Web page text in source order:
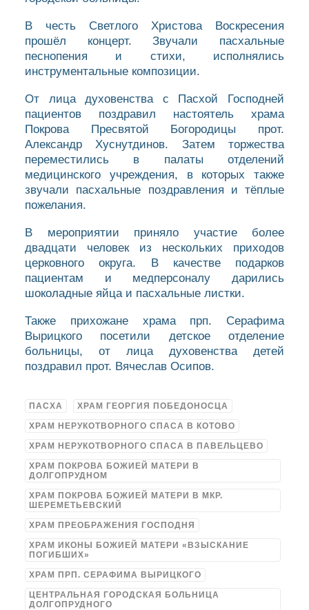
В честь Светлого Христова Воскресения
прошёл концерт. Звучали пасхальные
песнопения и стихи, исполнялись
инструментальные композиции.
От лица духовенства с Пасхой Господней
пациентов поздравил настоятель храма
Покрова Пресвятой Богородицы прот.
Александр Хуснутдинов. Затем торжества
переместились в палаты отделений
медицинского учреждения, в которых также
звучали пасхальные поздравления и тёплые
пожелания.
В мероприятии приняло участие более
двадцати человек из нескольких приходов
церковного округа. В качестве подарков
пациентам и медперсоналу дарились
шоколадные яйца и пасхальные листки.
Также прихожане храма прп. Серафима
Вырицкого посетили детское отделение
больницы, от лица духовенства детей
поздравил прот. Вячеслав Осипов.
ПАСХА ХРАМ ГЕОРГИЯ ПОБЕДОНОСЦА
ХРАМ НЕРУКОТВОРНОГО СПАСА В КОТОВО
ХРАМ НЕРУКОТВОРНОГО СПАСА В ПАВЕЛЬЦЕВО
ХРАМ ПОКРОВА БОЖИЕЙ МАТЕРИ В
ДОЛГОПРУДНОМ
ХРАМ ПОКРОВА БОЖИЕЙ МАТЕРИ В МКР.
ШЕРЕМЕТЬЕВСКИЙ
ХРАМ ПРЕОБРАЖЕНИЯ ГОСПОДНЯ
ХРАМ ИКОНЫ БОЖИЕЙ МАТЕРИ «ВЗЫСКАНИЕ
ПОГИБШИХ»
ХРАМ ПРП. СЕРАФИМА ВЫРИЦКОГО
ЦЕНТРАЛЬНАЯ ГОРОДСКАЯ БОЛЬНИЦА
ДОЛГОПРУДНОГО